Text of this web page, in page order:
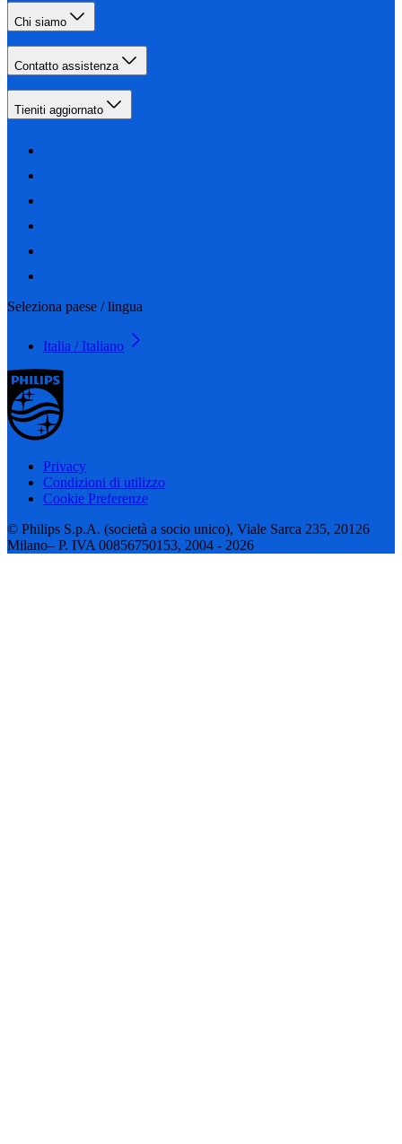
Chi siamo
Contatto assistenza
Tieniti aggiornato
Seleziona paese / lingua
Italia / Italiano
Privacy
Condizioni di utilizzo
Cookie Preferenze
© Philips S.p.A. (società a socio unico), Viale Sarca 235, 20126
Milano– P. IVA 00856750153, 2004 - 2026